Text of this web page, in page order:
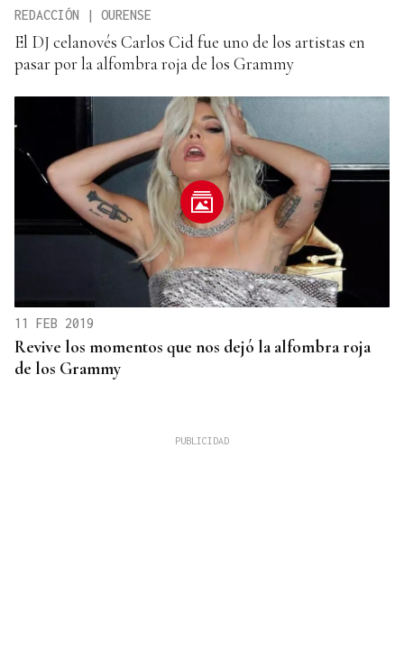
REDACCIÓN | OURENSE
El DJ celanovés Carlos Cid fue uno de los artistas en
pasar por la alfombra roja de los Grammy
11 FEB 2019
Revive los momentos que nos dejó la alfombra roja
de los Grammy